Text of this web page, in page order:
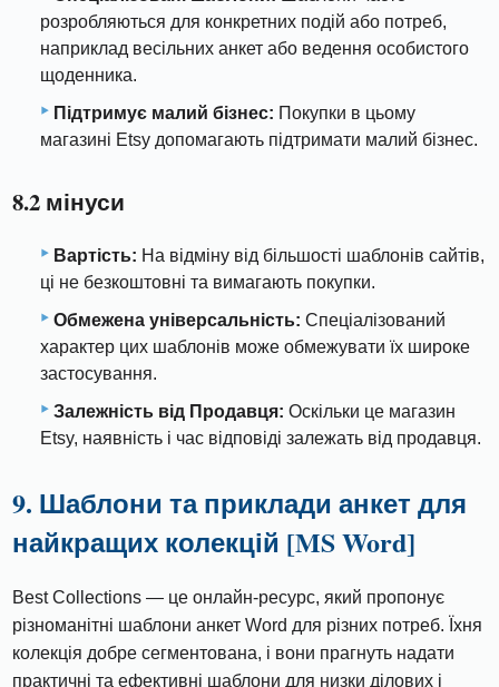
розробляються для конкретних подій або потреб,
наприклад весільних анкет або ведення особистого
щоденника.
Підтримує малий бізнес: Покупки в цьому
магазині Etsy допомагають підтримати малий бізнес.
8.2 мінуси
Вартість: На відміну від більшості шаблонів сайтів,
ці не безкоштовні та вимагають покупки.
Обмежена універсальність: Спеціалізований
характер цих шаблонів може обмежувати їх широке
застосування.
Залежність від Продавця: Оскільки це магазин
Etsy, наявність і час відповіді залежать від продавця.
9. Шаблони та приклади анкет для
найкращих колекцій [MS Word]
Best Collections — це онлайн-ресурс, який пропонує
різноманітні шаблони анкет Word для різних потреб. Їхня
колекція добре сегментована, і вони прагнуть надати
практичні та ефективні шаблони для низки ділових і